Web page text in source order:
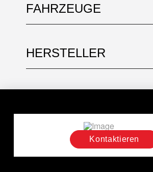
FAHRZEUGE
HERSTELLER
Kontaktieren